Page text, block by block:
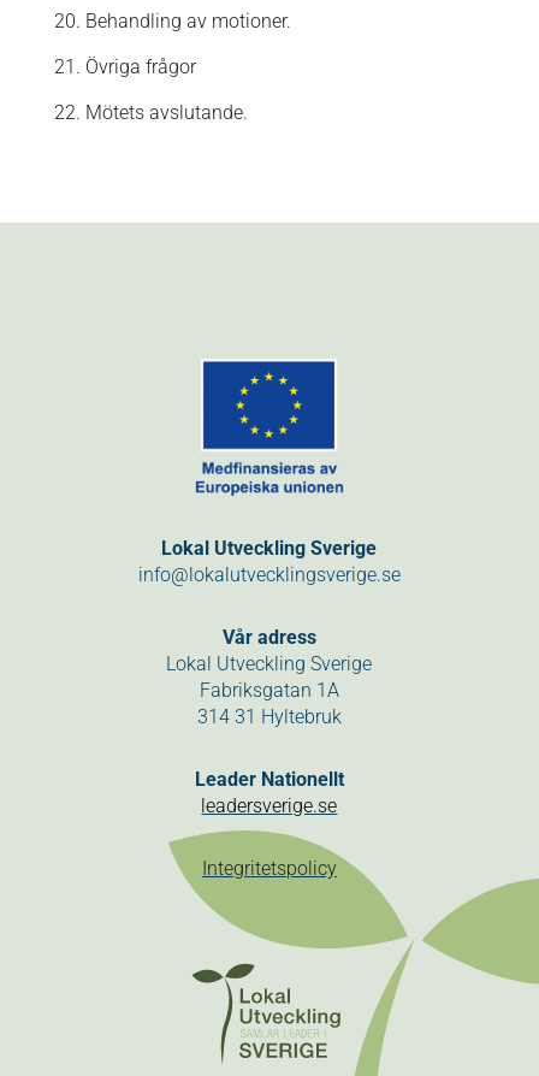
20. Behandling av motioner.
21. Övriga frågor
22. Mötets avslutande.
Lokal Utveckling Sverige
info@lokalutvecklingsverige.se
Vår adress
Lokal Utveckling Sverige
Fabriksgatan 1A
314 31 Hyltebruk
Leader Nationellt
leadersverige.se
Integritetspolicy